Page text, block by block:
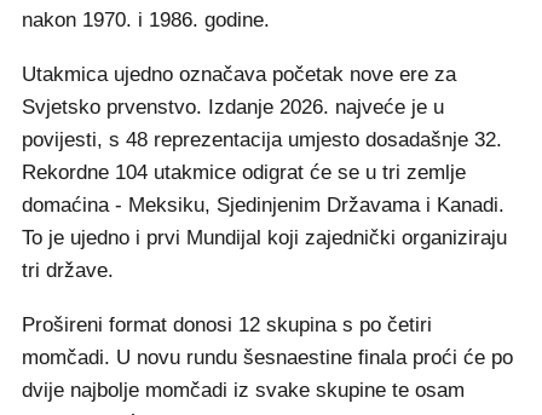
nakon 1970. i 1986. godine.
Utakmica ujedno označava početak nove ere za
Svjetsko prvenstvo. Izdanje 2026. najveće je u
povijesti, s 48 reprezentacija umjesto dosadašnje 32.
Rekordne 104 utakmice odigrat će se u tri zemlje
domaćina - Meksiku, Sjedinjenim Državama i Kanadi.
To je ujedno i prvi Mundijal koji zajednički organiziraju
tri države.
Prošireni format donosi 12 skupina s po četiri
momčadi. U novu rundu šesnaestine finala proći će po
dvije najbolje momčadi iz svake skupine te osam